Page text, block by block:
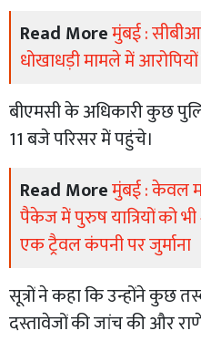
Read Moreमुंबई :
धोखाधड़ी मामले में
बीएमसी के अधिकारी कुछ
11 बजे परिसर में पहुंचे।
Read Moreमुंबई : केवल
पैकेज में पुरुष यात्रियों को
एक ट्रैवल कंपनी पर जुर्माना
सूत्रों ने कहा कि उन्होंने कुछ
दस्तावेजों की जांच की और